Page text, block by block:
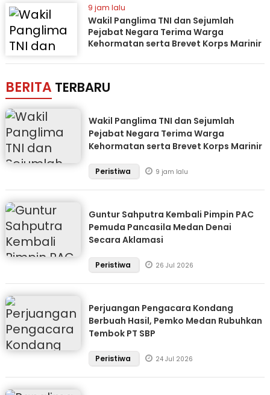
9 jam lalu
Wakil Panglima TNI dan Sejumlah
Pejabat Negara Terima Warga
Kehormatan serta Brevet Korps Marinir
BERITA TERBARU
Wakil Panglima TNI dan Sejumlah
Pejabat Negara Terima Warga
Kehormatan serta Brevet Korps Marinir
Peristiwa 9 jam lalu
Guntur Sahputra Kembali Pimpin PAC
Pemuda Pancasila Medan Denai
Secara Aklamasi
Peristiwa 26 Jul 2026
Perjuangan Pengacara Kondang
Berbuah Hasil, Pemko Medan Rubuhkan
Tembok PT SBP
Peristiwa 24 Jul 2026